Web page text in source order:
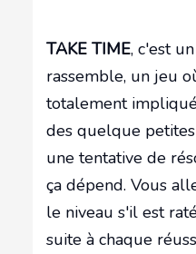
TAKE TIME, c'est
rassemble, un jeu
totalement
des quelque
une tentative de
ça dépend. Vous
le niveau s'il est
suite à chaque